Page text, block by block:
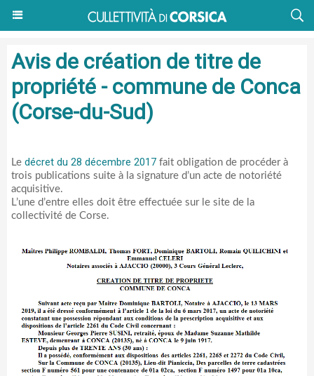
Avis de création de titre de
propriété - commune de Conca
(Corse-du-Sud)
Le décret du 28 décembre 2017 fait obligation de procéder à
trois publications suite à la signature d’un acte de notoriété
acquisitive.
L’une d’entre elles doit être effectuée sur le site de la
collectivité de Corse.